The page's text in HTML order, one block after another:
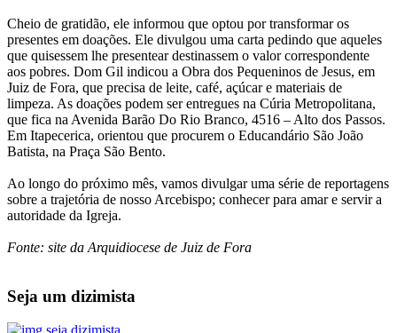
Cheio de gratidão, ele informou que optou por transformar os
presentes em doações. Ele divulgou uma carta pedindo que aqueles
que quisessem lhe presentear destinassem o valor correspondente
aos pobres. Dom Gil indicou a Obra dos Pequeninos de Jesus, em
Juiz de Fora, que precisa de leite, café, açúcar e materiais de
limpeza. As doações podem ser entregues na Cúria Metropolitana,
que fica na Avenida Barão Do Rio Branco, 4516 – Alto dos Passos.
Em Itapecerica, orientou que procurem o Educandário São João
Batista, na Praça São Bento.
Ao longo do próximo mês, vamos divulgar uma série de reportagens
sobre a trajetória de nosso Arcebispo; conhecer para amar e servir a
autoridade da Igreja.
Fonte: site da Arquidiocese de Juiz de Fora
Seja um dizimista